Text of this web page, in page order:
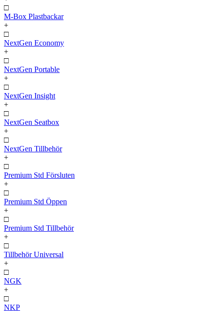
□
M-Box Plastbackar
+
□
NextGen Economy
+
□
NextGen Portable
+
□
NextGen Insight
+
□
NextGen Seatbox
+
□
NextGen Tillbehör
+
□
Premium Std Försluten
+
□
Premium Std Öppen
+
□
Premium Std Tillbehör
+
□
Tillbehör Universal
+
□
NGK
+
□
NKP